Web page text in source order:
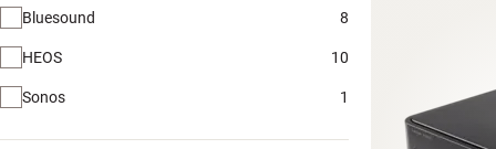
Bluesound 8
HEOS 10
Sonos 1